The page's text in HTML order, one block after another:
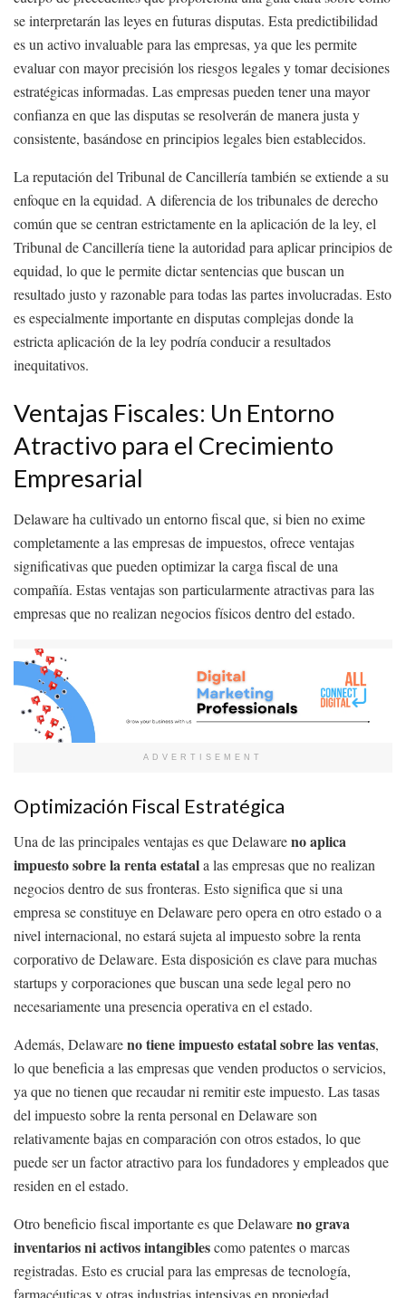
se interpretarán las leyes en futuras disputas. Esta predictibilidad
es un activo invaluable para las empresas, ya que les permite
evaluar con mayor precisión los riesgos legales y tomar decisiones
estratégicas informadas. Las empresas pueden tener una mayor
confianza en que las disputas se resolverán de manera justa y
consistente, basándose en principios legales bien establecidos.
La reputación del Tribunal de Cancillería también se extiende a su
enfoque en la equidad. A diferencia de los tribunales de derecho
común que se centran estrictamente en la aplicación de la ley, el
Tribunal de Cancillería tiene la autoridad para aplicar principios de
equidad, lo que le permite dictar sentencias que buscan un
resultado justo y razonable para todas las partes involucradas. Esto
es especialmente importante en disputas complejas donde la
estricta aplicación de la ley podría conducir a resultados
inequitativos.
Ventajas Fiscales: Un Entorno
Atractivo para el Crecimiento
Empresarial
Delaware ha cultivado un entorno fiscal que, si bien no exime
completamente a las empresas de impuestos, ofrece ventajas
significativas que pueden optimizar la carga fiscal de una
compañía. Estas ventajas son particularmente atractivas para las
empresas que no realizan negocios físicos dentro del estado.
ADVERTISEMENT
Optimización Fiscal Estratégica
Una de las principales ventajas es que Delawareno aplica
impuesto sobre la renta estatala las empresas que no realizan
negocios dentro de sus fronteras. Esto significa que si una
empresa se constituye en Delaware pero opera en otro estado o a
nivel internacional, no estará sujeta al impuesto sobre la renta
corporativo de Delaware. Esta disposición es clave para muchas
startups y corporaciones que buscan una sede legal pero no
necesariamente una presencia operativa en el estado.
Además, Delawareno tiene impuesto estatal sobre las ventas,
lo que beneficia a las empresas que venden productos o servicios,
ya que no tienen que recaudar ni remitir este impuesto. Las tasas
del impuesto sobre la renta personal en Delaware son
relativamente bajas en comparación con otros estados, lo que
puede ser un factor atractivo para los fundadores y empleados que
residen en el estado.
Otro beneficio fiscal importante es que Delawareno grava
inventarios ni activos intangiblescomo patentes o marcas
registradas. Esto es crucial para las empresas de tecnología,
farmacéuticas y otras industrias intensivas en propiedad